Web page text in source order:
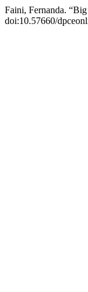
Faini, Fernanda.
doi:10.57660/